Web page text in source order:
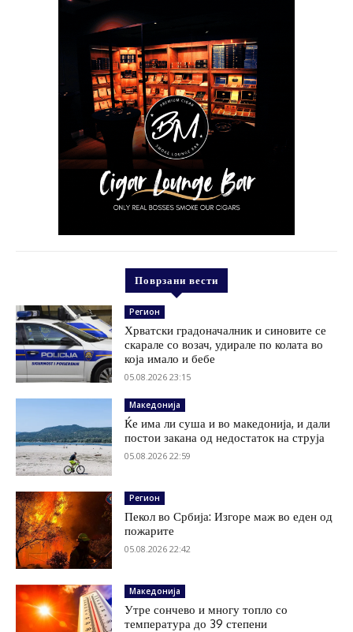
Поврзани вести
Регион
Хрватски градоначалник и синовите се
скарале со возач, удирале по колата во
која имало и бебе
05.08.2026 23:15
Македонија
Ќе има ли суша и во македонија, и дали
постои закана од недостаток на струја
05.08.2026 22:59
Регион
Пекол во Србија: Изгоре маж во еден од
пожарите
05.08.2026 22:42
Македонија
Утре сончево и многу топло со
температура до 39 степени